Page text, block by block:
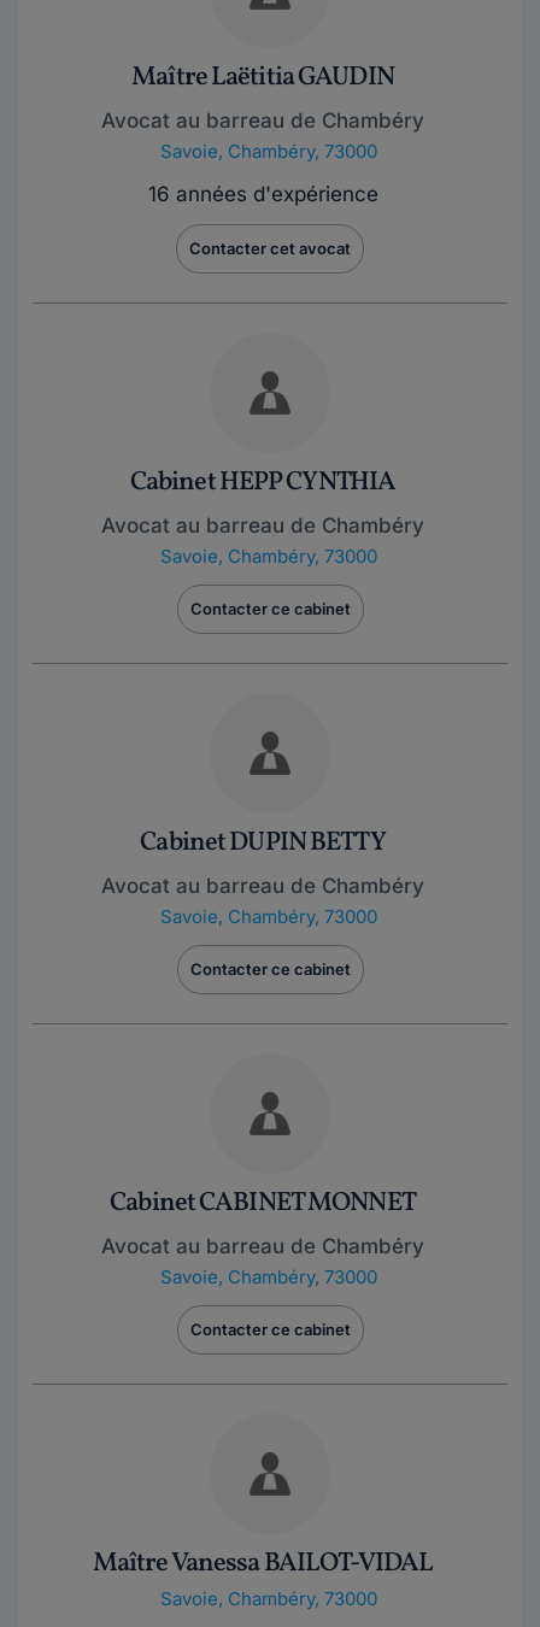
Maître Laëtitia GAUDIN
Avocat au barreau de Chambéry
Savoie, Chambéry, 73000
16 années d'expérience
Contacter cet avocat
Cabinet HEPP CYNTHIA
Avocat au barreau de Chambéry
Savoie, Chambéry, 73000
Contacter ce cabinet
Cabinet DUPIN BETTY
Avocat au barreau de Chambéry
Savoie, Chambéry, 73000
Contacter ce cabinet
Cabinet CABINET MONNET
Avocat au barreau de Chambéry
Savoie, Chambéry, 73000
Contacter ce cabinet
Maître Vanessa BAILOT-VIDAL
Savoie, Chambéry, 73000